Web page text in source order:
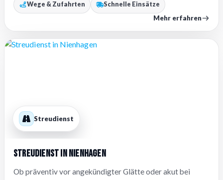
Wege & Zufahrten Schnelle Einsätze
Mehr erfahren
Streudienst
Streudienst in Nienhagen
Ob präventiv vor angekündigter Glätte oder akut bei